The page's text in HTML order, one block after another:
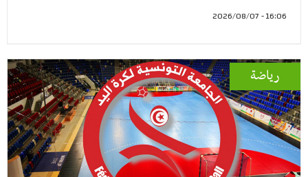
16:06 - 2026/08/07
رياضة